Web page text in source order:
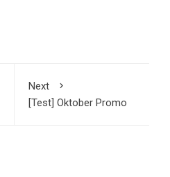
Next
[Test] Oktober Promo